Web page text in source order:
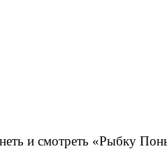
и смотреть «Рыбку